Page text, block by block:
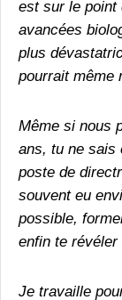
est sur le point
avancées
plus
pourrait même
Même si nous
ans, tu ne sais
poste de
souvent eu
possible,
enfin te
Je travaille